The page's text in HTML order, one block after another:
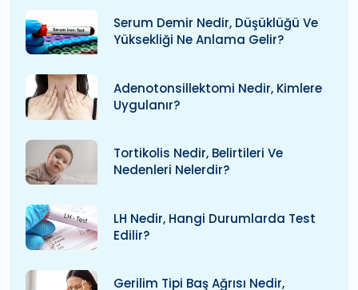
Serum Demir Nedir, Düşüklüğü Ve
Yüksekliği Ne Anlama Gelir?
Adenotonsillektomi Nedir, Kimlere
Uygulanır?
Tortikolis Nedir, Belirtileri Ve
Nedenleri Nelerdir?
LH Nedir, Hangi Durumlarda Test
Edilir?
Gerilim Tipi Baş Ağrısı Nedir,